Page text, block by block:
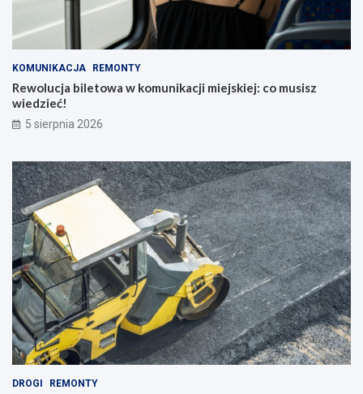
KOMUNIKACJA REMONTY
Rewolucja biletowa w komunikacji miejskiej: co musisz
wiedzieć!
5 sierpnia 2026
DROGI REMONTY